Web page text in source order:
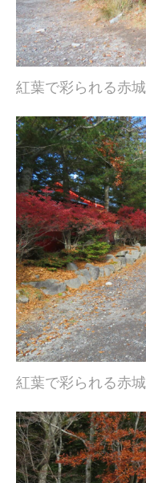
紅葉で彩られる赤
紅葉で彩られる赤